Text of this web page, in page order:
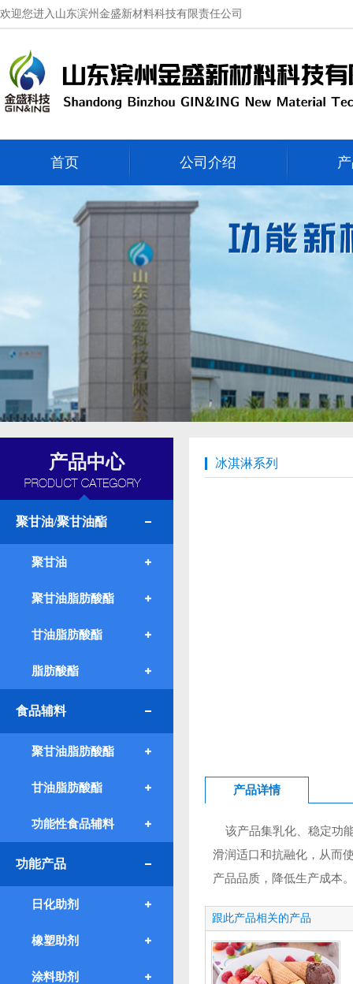
欢迎您进入山东滨州金盛新材料科技有限责任公司
首页 公司介绍
产品中心
聚甘油/聚甘油酯
聚甘油
聚甘油脂肪酸酯
甘油脂肪酸酯
脂肪酸酯
食品辅料
聚甘油脂肪酸酯
甘油脂肪酸酯
功能性食品辅料
功能产品
日化助剂
橡塑助剂
涂料助剂
冰淇淋系列
产品详情
该产品集乳化、稳定功
滑润适口和抗融化，从而
产品品质，降低生产成本
跟此产品相关的产品